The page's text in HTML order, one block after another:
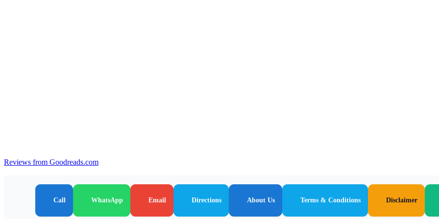
Reviews from Goodreads.com
Call WhatsApp Email Directions About Us Terms & Conditions Disclaimer